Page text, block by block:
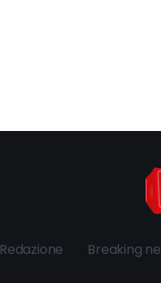
Redazione Breaking